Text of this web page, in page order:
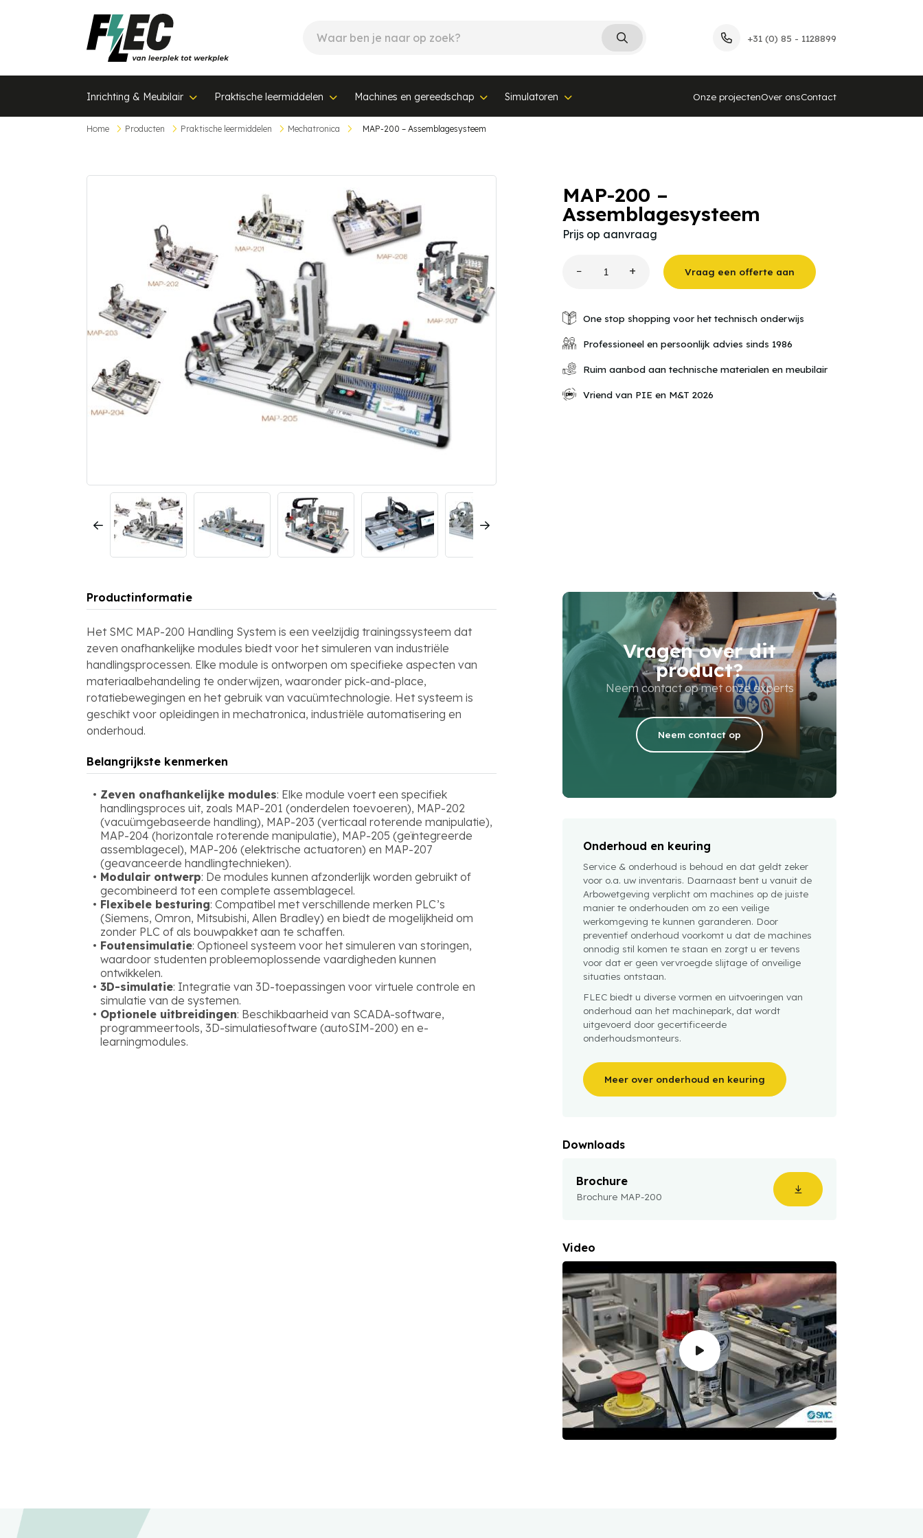
+31 (0) 85 - 1128899
Inrichting & Meubilair Praktische leermiddelen Machines en gereedschap Simulatoren Onze projectenOver onsContact
Home Producten Praktische leermiddelen Mechatronica MAP-200 – Assemblagesysteem
MAP-200 –
Assemblagesysteem
Prijs op aanvraag
−
Assemblagesysteem
aantal
+ Vraag een offerte aan
One stop shopping voor het technisch onderwijs
Professioneel en persoonlijk advies sinds 1986
Ruim aanbod aan technische materialen en meubilair
Vriend van PIE en M&T 2026
Productinformatie
Het SMC MAP-200 Handling System is een veelzijdig trainingssysteem dat
zeven onafhankelijke modules biedt voor het simuleren van industriële
handlingsprocessen. Elke module is ontworpen om specifieke aspecten van
materiaalbehandeling te onderwijzen, waaronder pick-and-place,
rotatiebewegingen en het gebruik van vacuümtechnologie. Het systeem is
geschikt voor opleidingen in mechatronica, industriële automatisering en
onderhoud.
Belangrijkste kenmerken
Zeven onafhankelijke modules: Elke module voert een specifiek
handlingsproces uit, zoals MAP-201 (onderdelen toevoeren), MAP-202
(vacuümgebaseerde handling), MAP-203 (verticaal roterende manipulatie),
MAP-204 (horizontale roterende manipulatie), MAP-205 (geïntegreerde
assemblagecel), MAP-206 (elektrische actuatoren) en MAP-207
(geavanceerde handlingtechnieken).
Modulair ontwerp: De modules kunnen afzonderlijk worden gebruikt of
gecombineerd tot een complete assemblagecel.
Flexibele besturing: Compatibel met verschillende merken PLC’s
(Siemens, Omron, Mitsubishi, Allen Bradley) en biedt de mogelijkheid om
zonder PLC of als bouwpakket aan te schaffen.
Foutensimulatie: Optioneel systeem voor het simuleren van storingen,
waardoor studenten probleemoplossende vaardigheden kunnen
ontwikkelen.
3D-simulatie: Integratie van 3D-toepassingen voor virtuele controle en
simulatie van de systemen.
Optionele uitbreidingen: Beschikbaarheid van SCADA-software,
programmeertools, 3D-simulatiesoftware (autoSIM-200) en e-
learningmodules.
Vragen over dit
product?
Neem contact op met onze experts
Neem contact op
Onderhoud en keuring
Service & onderhoud is behoud en dat geldt zeker
voor o.a. uw inventaris. Daarnaast bent u vanuit de
Arbowetgeving verplicht om machines op de juiste
manier te onderhouden om zo een veilige
werkomgeving te kunnen garanderen. Door
preventief onderhoud voorkomt u dat de machines
onnodig stil komen te staan en zorgt u er tevens
voor dat er geen vervroegde slijtage of onveilige
situaties ontstaan.
FLEC biedt u diverse vormen en uitvoeringen van
onderhoud aan het machinepark, dat wordt
uitgevoerd door gecertificeerde
onderhoudsmonteurs.
Meer over onderhoud en keuring
Downloads
Brochure
Brochure MAP-200
Video